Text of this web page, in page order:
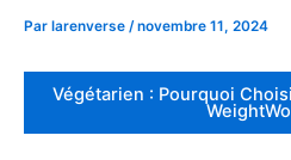
Par larenverse /novembre 11, 2024
Végétarien : Pourquoi